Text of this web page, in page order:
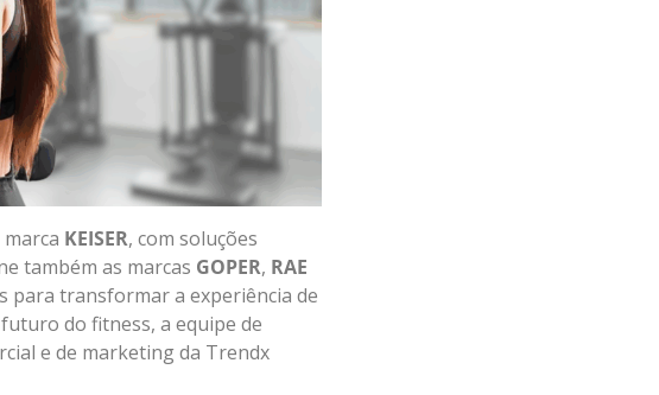
KEISER, com soluções
também as marcas GOPER, RAE
para transformar a experiência de
do fitness, a equipe de
e de marketing da Trendx